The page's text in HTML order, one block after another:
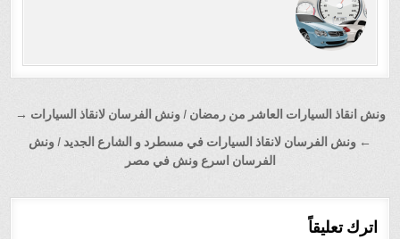
تصفّح
المقالات
ونش انقاذ السيارات العاشر من رمضان / ونش الفرسان لانقاذ السيارات →
← ونش الفرسان لانقاذ السيارات في مسطرد و الشارع الجديد / ونش
الفرسان اسرع ونش في مصر
اترك تعليقاً